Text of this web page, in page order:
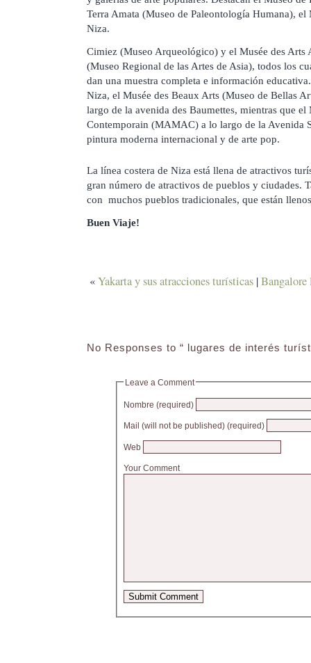
Terra Amata (Museo de Paleontología Humana),
Niza.
Cimiez (Museo Arqueológico) y el Musée des Arts
(Museo Regional de las Artes de Asia), todos los
dan una muestra completa e información
Niza, el Musée des Beaux Arts (Museo de Bellas
largo de la avenida des Baumettes, mientras que
Contemporain (MAMAC) a lo largo de la Avenida
pintura moderna internacional y de arte pop.
La línea costera de Niza está llena de atractivos
gran número de atractivos de pueblos y ciudades.
con muchos pueblos tradicionales, que están
Buen Viaje!
«Yakarta y sus atracciones turísticas |
No Responses to “ lugares de interés
Leave a Comment
Nombre (required)
Mail (will not be published) (required)
Web
Your Comment